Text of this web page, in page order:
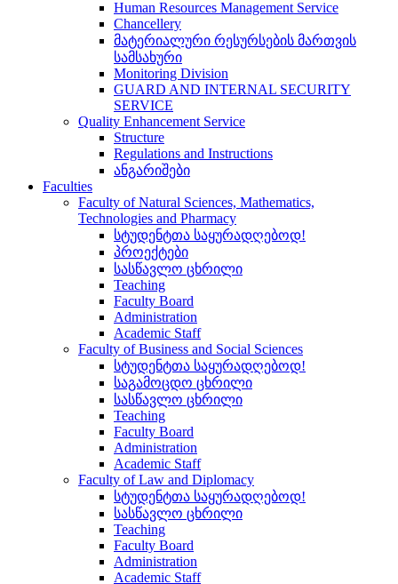
Human Resources Management Service
Chancellery
მატერიალური რესურსების მართვის
სამსახური
Monitoring Division
GUARD AND INTERNAL SECURITY
SERVICE
Quality Enhancement Service
Structure
Regulations and Instructions
ანგარიშები
Faculties
Faculty of Natural Sciences, Mathematics,
Technologies and Pharmacy
სტუდენტთა საყურადღებოდ!
პროექტები
სასწავლო ცხრილი
Teaching
Faculty Board
Administration
Academic Staff
Faculty of Business and Social Sciences
სტუდენტთა საყურადღებოდ!
საგამოცდო ცხრილი
სასწავლო ცხრილი
Teaching
Faculty Board
Administration
Academic Staff
Faculty of Law and Diplomacy
სტუდენტთა საყურადღებოდ!
სასწავლო ცხრილი
Teaching
Faculty Board
Administration
Academic Staff